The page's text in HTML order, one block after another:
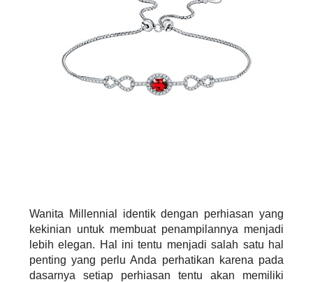
Wanita Millennial identik dengan perhiasan yang
kekinian untuk membuat penampilannya menjadi
lebih elegan. Hal ini tentu menjadi salah satu hal
penting yang perlu Anda perhatikan karena pada
dasarnya setiap perhiasan tentu akan memiliki